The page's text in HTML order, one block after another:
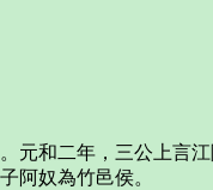
和二年，三公上言
阿奴為竹邑侯。